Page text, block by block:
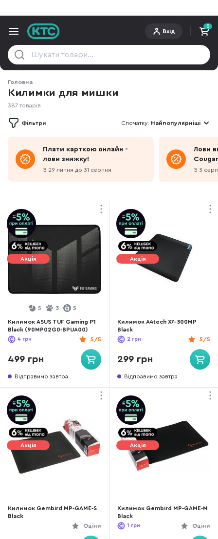
Вхід
0
Головна
Плати карткою онлайн -
лови знижку!
З 29 липня до 31 серпня
Лови
Cougar
З 3
Килимки для мишки
387 товарів
Фільтри Спочатку: Найпопулярніші
Акція
5 3 5
Килимок ASUS TUF Gaming P1
Black (90MP02G0-BPUA00)
5/5
4 грн
499 грн
Відправимо завтра
Акція
Килимок A4tech X7-300MP
Black
5/5
2 грн
299 грн
Відправимо завтра
Акція
Килимок Gembird MP-GAME-S
Black
Оціни
Акція
Килимок Gembird MP-GAME-M
Black
Оціни
1 грн